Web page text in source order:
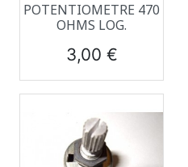
POTENTIOMETRE 470
OHMS LOG.
Prix
3,00 €